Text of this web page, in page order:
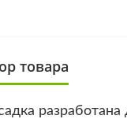
товара